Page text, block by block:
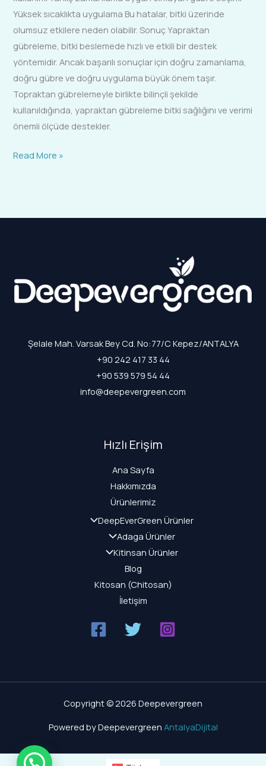
Yüksek sıcaklıkta uygulama Bu hatalar, bitki üzerinde
olumsuz etkilere neden olabilir. Sonuç Yapraktan
gübreleme, bitki beslemede hızlı ve etkili bir destek
yöntemidir. Ancak başarılı sonuçlar için doğru zamanlama,
doğru gübre ve doğru uygulama büyük önem taşır.
Topraktan gübrelemeyle birlikte bilinçli şekilde
kullanıldığında, yapraktan gübreleme bitki sağlığını ve verimi
önemli ölçüde destekler.
Read More »
Şelale Mah. Varsak Bey Cd. No:77/C Kepez/ANTALYA
+90 242 417 33 44
+90 539 579 54 44
info@deepevergreen.com
Hızlı Erişim
Ana Sayfa
Hakkımızda
Ürünlerimiz
DeepEverGreen Ürünler
Adaga Ürünler
Kitinsan Ürünler
Blog
Kitosan (Chitosan)
İletişim
Copyright © 2026 Deepevergreen
Powered by Deepevergreen AntalyaDijital